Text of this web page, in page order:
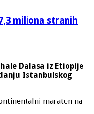
miliona stranih
Dalasa iz Etiopije
Istanbulskog
maraton na